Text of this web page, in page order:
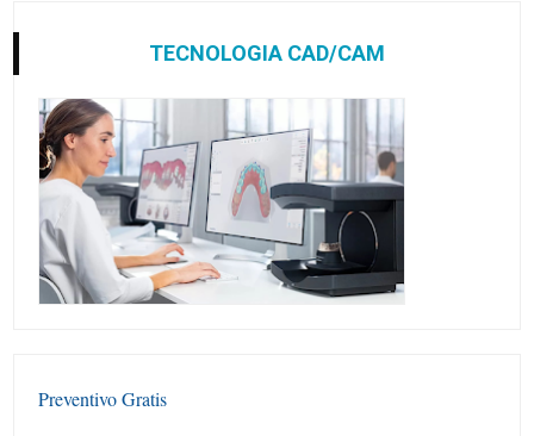
TECNOLOGIA CAD/CAM
Preventivo Gratis